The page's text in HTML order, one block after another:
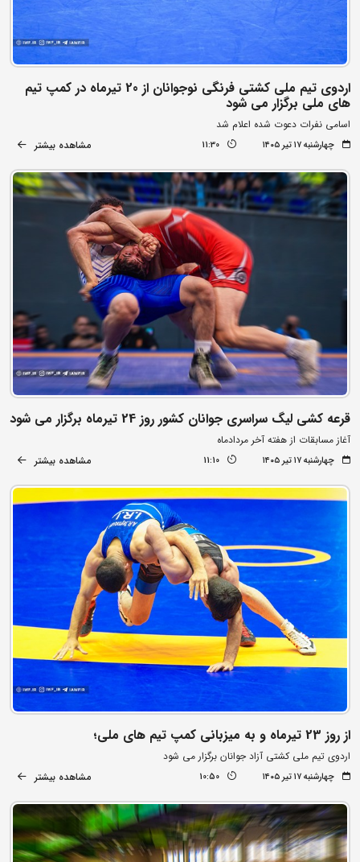
اردوی تیم ملی کشتی فرنگی نوجوانان از 20 تیرماه در کمپ تیم
های ملی برگزار می شود
اسامی نفرات دعوت شده اعلام شد
چهارشنبه ۱۷ تیر ۱۴۰۵ 11:30 مشاهده بیشتر
قرعه کشی لیگ سراسری جوانان کشور روز 24 تیرماه برگزار می شود
آغاز مسابقات از هفته آخر مردادماه
چهارشنبه ۱۷ تیر ۱۴۰۵ 11:10 مشاهده بیشتر
از روز 23 تیرماه و به میزبانی کمپ تیم های ملی؛
اردوی تیم ملی کشتی آزاد جوانان برگزار می شود
چهارشنبه ۱۷ تیر ۱۴۰۵ 10:50 مشاهده بیشتر